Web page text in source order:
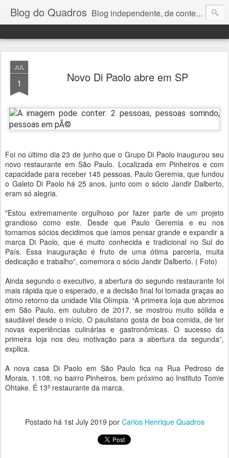
Blog do Quadros Blog independente, de conteúdo noticioso, com foco em economia, negócios, política e atualidades. e-mail do editor: chquadros2@gmail.com
JUL
1 Novo Di Paolo abre em SP
Foi no último dia 23 de junho que o Grupo Di Paolo inaugurou seu
novo restaurante em São Paulo. Localizada em Pinheiros e com
capacidade para receber 145 pessoas, Paulo Geremia, que fundou
o Galeto Di Paolo há 25 anos, junto com o sócio Jandir Dalberto,
eram só alegria.
"Estou extremamente orgulhoso por fazer parte de um projeto
grandioso como este. Desde que Paulo Geremia e eu nos
tornamos sócios decidimos que íamos pensar grande e expandir a
marca Di Paolo, que é muito conhecida e tradicional no Sul do
País. Essa inauguração é fruto de uma ótima parceria, muita
dedicação e trabalho”, comemora o sócio Jandir Dalberto. ( Foto)
Ainda segundo o executivo, a abertura do segundo restaurante foi
mais rápida que o esperado, e a decisão final foi tomada graças ao
ótimo retorno da unidade Vila Olímpia. “A primeira loja que abrimos
em São Paulo, em outubro de 2017, se mostrou muito sólida e
saudável desde o início. O paulistano gosta de boa comida, de ter
novas experiências culinárias e gastronômicas. O sucesso da
primeira loja nos deu motivação para a abertura da segunda”,
explica.
A nova casa Di Paolo em São Paulo fica na Rua Pedroso de
Morais, 1.108, no bairro Pinheiros, bem próximo ao Instituto Tomie
Ohtake. É 13º restaurante da marca.
Postado há 1st July 2019 por Carlos Henrique Quadros